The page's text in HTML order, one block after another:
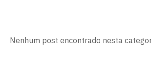
Nenhum post encontrado nesta